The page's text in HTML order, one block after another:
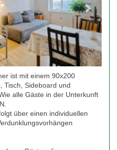
ist mit einem 90x200
Tisch, Sideboard und
alle Gäste in der Unterkunft
über einen individuellen